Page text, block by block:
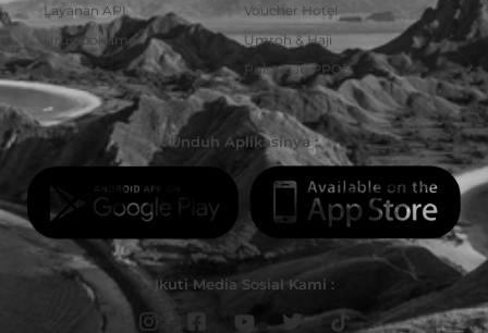
Layanan API
Urus Dokumen
Voucher Hotel
Umroh & Haji
Pulsa dan PPOB
Unduh Aplikasinya :
Ikuti Media Sosial Kami :